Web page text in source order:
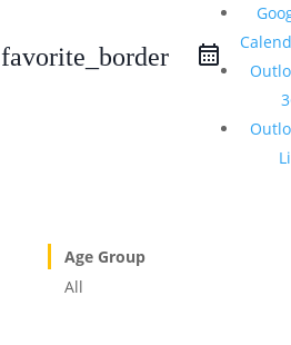
favorite_border
Age Group
All